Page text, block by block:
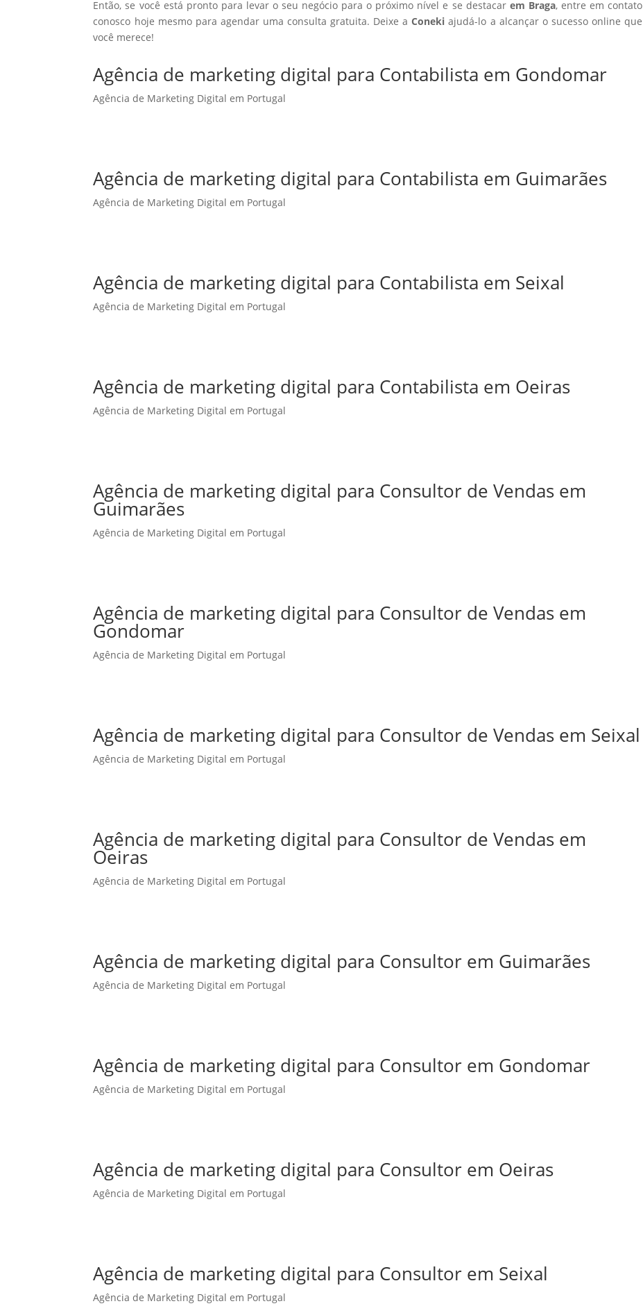
Então, se você está pronto para levar o seu negócio para o próximo nível e se destacar em Braga, entre em contato
conosco hoje mesmo para agendar uma consulta gratuita. Deixe aConeki ajudá-lo a alcançar o sucesso online que
você merece!
Agência de marketing digital para Contabilista em Gondomar
Agência de Marketing Digital em Portugal
Agência de marketing digital para Contabilista em Guimarães
Agência de Marketing Digital em Portugal
Agência de marketing digital para Contabilista em Seixal
Agência de Marketing Digital em Portugal
Agência de marketing digital para Contabilista em Oeiras
Agência de Marketing Digital em Portugal
Agência de marketing digital para Consultor de Vendas em
Guimarães
Agência de Marketing Digital em Portugal
Agência de marketing digital para Consultor de Vendas em
Gondomar
Agência de Marketing Digital em Portugal
Agência de marketing digital para Consultor de Vendas em Seixal
Agência de Marketing Digital em Portugal
Agência de marketing digital para Consultor de Vendas em
Oeiras
Agência de Marketing Digital em Portugal
Agência de marketing digital para Consultor em Guimarães
Agência de Marketing Digital em Portugal
Agência de marketing digital para Consultor em Gondomar
Agência de Marketing Digital em Portugal
Agência de marketing digital para Consultor em Oeiras
Agência de Marketing Digital em Portugal
Agência de marketing digital para Consultor em Seixal
Agência de Marketing Digital em Portugal